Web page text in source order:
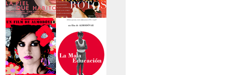
>La piel que habito >Los abrazos rotos